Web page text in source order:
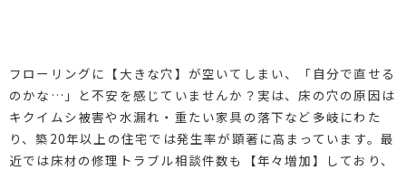
フローリングに【大きな穴】が空いてしまい、「自分で直せる
のかな…」と不安を感じていませんか？実は、床の穴の原因は
キクイムシ被害や水漏れ・重たい家具の落下など多岐にわた
り、築20年以上の住宅では発生率が顕著に高まっています。最
近では床材の修理トラブル相談件数も【年々増加】しており、